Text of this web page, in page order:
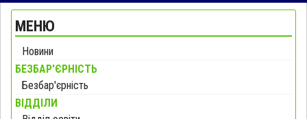
МЕНЮ
Новини
БЕЗБАР'ЄРНІСТЬ
Безбар'єрність
ВІДДІЛИ